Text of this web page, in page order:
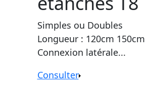
Simples ou Doubles
Longueur : 120cm 150cm
Connexion latérale...
Consulter